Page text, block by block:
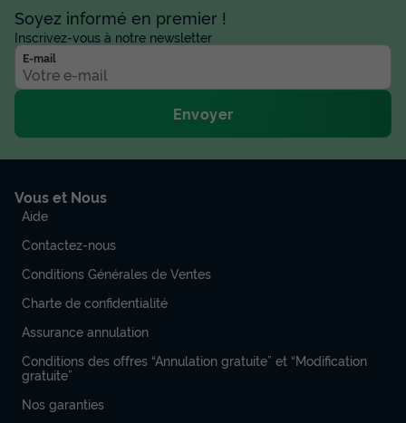
Soyez informé en premier !
Inscrivez-vous à notre newsletter
E-mail
Envoyer
Vous et Nous
Aide
Contactez-nous
Conditions Générales de Ventes
Charte de confidentialité
Assurance annulation
Conditions des offres “Annulation gratuite” et “Modification
gratuite”
Nos garanties